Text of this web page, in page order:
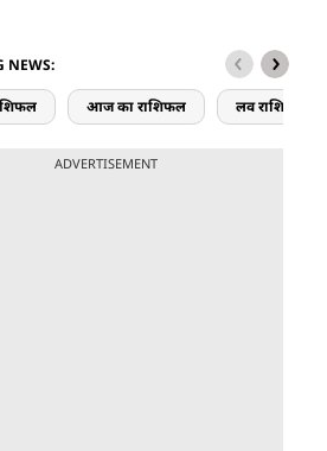
NEWS:
आज का राशिफल लव राशिफल
ADVERTISEMENT